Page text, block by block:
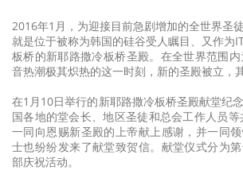
2016年1月，为迎接目前急剧增加的全世界圣
就是位于被称为韩国的硅谷受人瞩目、又作为
板桥的新耶路撒冷板桥圣殿。在全世界范围
音热潮极其炽热的这一时刻，新的圣殿被立，
在1月10日举行的新耶路撒冷板桥圣殿献堂纪
国各地的堂会长、地区圣徒和总会工作人员等
一同向恩赐新圣殿的上帝献上感谢，并一同
士也纷纷发来了献堂致贺信。献堂仪式分为
部庆祝活动。